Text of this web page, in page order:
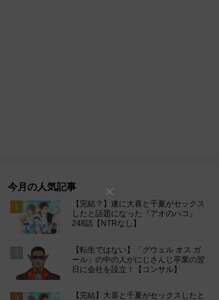
今月の人気記事
【完結？】遂に大喜と千夏がセックス
したと話題になった『アオのハコ』
248話【NTRなし】
【転生ではない】「グウェル オス ガ
ール」の中の人がにじさんじ卒業の翌
日に会社を設立！【コンサル】
【完結】大喜と千夏がセックスしたと